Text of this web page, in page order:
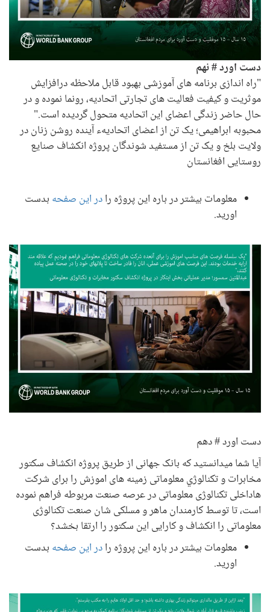
دست اورد # نهم
"راه اندازی برنامه های آموزشی بهبود قابل ملاحظه درافزایش
موثریت و کیفیت فعالیت های تجارتی اتحادیه، رونما نموده و در
حال حاضر زندگی اعضای این اتحادیه متحول گردیده است."
محبوبه ابراهیمی؛ یک تن از اعضای اتحادیهء آینده روشن زنان در
ولایت بلخ و یک تن از مستفید شوندگان پروژه انکشاف صنایع
روستایی افغانستان
معلومات بیشتر در باره این پروژه رادر این صفحه بدست
اورید.
دست اورد # دهم
آیا شما میدانستید که بانک جهانی از طریق پروژه انکشاف سکتور
مخابرات و تکنالوژي معلوماتی زمینه های اموزش را برای شرکت
هاداخلی تکنالوژی معلوماتی در عرصه صنعت مربوطه فراهم نموده
است، تا توسط کارمندان ماهر و مسلکی شان صنعت تکنالوژی
معلوماتی را انکشاف و کارایی این سکتور را ارتقا بخشد؟
معلومات بیشتر در باره این پروژه رادر این صفحه بدست
اورید.